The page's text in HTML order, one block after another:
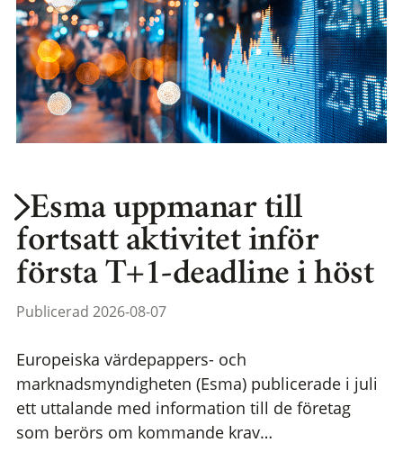
Esma uppmanar till
fortsatt aktivitet inför
första T+1-deadline i höst
Publicerad 2026-08-07
Europeiska värdepappers- och
marknadsmyndigheten (Esma) publicerade i juli
ett uttalande med information till de företag
som berörs om kommande krav…